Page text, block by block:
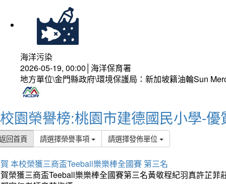
海洋污染
2026-05-19, 00:00│海洋保育署
地方單位\金門縣政府\環境保護局：新加坡籍油輪Sun
校園榮譽榜:桃園市建德國民小學-優
回首頁 請選擇榮譽事項 請選擇發佈單位
本校榮獲三商盃Teeball樂樂棒全國賽 第三名
榮獲三商盃Teeball樂樂棒全國賽第三名黃敬程紀羽真許芷